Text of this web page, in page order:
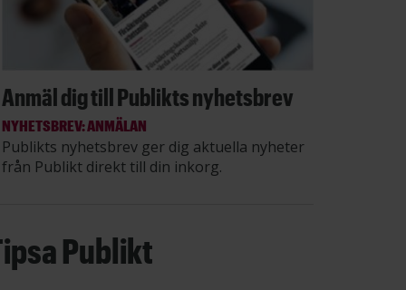
Anmäl dig till Publikts nyhetsbrev
NYHETSBREV: ANMÄLAN
Publikts nyhetsbrev ger dig aktuella nyheter
från Publikt direkt till din inkorg.
Publikt